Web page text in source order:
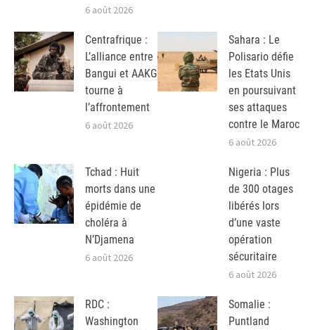
6 août 2026
Centrafrique :
L’alliance entre
Bangui et AAKG
tourne à
l’affrontement
6 août 2026
Sahara : Le
Polisario défie
les Etats Unis
en poursuivant
ses attaques
contre le Maroc
6 août 2026
Tchad : Huit
morts dans une
épidémie de
choléra à
N’Djamena
6 août 2026
Nigeria : Plus
de 300 otages
libérés lors
d’une vaste
opération
sécuritaire
6 août 2026
RDC :
Washington
Somalie :
Puntland